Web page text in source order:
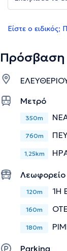
Είστε ο
Πρόσβαση
Μετρό
350m
760m
1,25km
Λεωφορείο
120m 1Η
160m ΟΤΕ
180m
Parking